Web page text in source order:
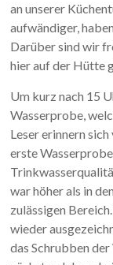
an unserer
aufwändiger,
Darüber sind wir
hier auf der Hütte
Um kurz nach 15
Wasserprobe,
Leser erinnern
erste
war höher als in
zulässigen
wieder
das Schrubben